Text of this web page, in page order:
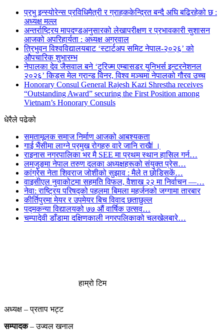
प्रभु इन्स्योरेन्स प्रविधिमैत्री र ग्राहककेन्द्रित बन्दै अघि बढिरहेको छ :
अध्यक्ष मल्ल
अन्तर्राष्ट्रिय मापदण्डअनुसारको लेखापरीक्षण र प्रभावकारी सुशासन
आजको अपरिहार्यता : अध्यक्ष अग्रवाल
त्रिभुवन विश्वविद्यालयबाट ‘स्टार्टअप समिट नेपाल-२०२६’ को
औपचारिक शुभारम्भ
नेपालका देव जैसवाल बने ‘टुरिज्म एम्बासडर युनिभर्स इन्टरनेशनल
२०२६’ किड्स मेल ग्रान्ड विनर, विश्व मञ्चमा नेपालको गौरव उच्च
Honorary Consul General Rajesh Kazi Shrestha receives
“Outstanding Award” securing the First Position among
Vietnam’s Honorary Consuls
धेरैले पढेको
समतामूलक समाज निर्माण आजको आबश्यकता
गाई भैंसीमा लाग्ने प्रमुख रोगहरु वारे जानि राखैां ।
राइनास नगरपालिका भर मै SEE मा प्रथम स्थान हासिल गर्न…
लमजुङमा नेपाल तरुण दलका अध्यक्षहरूको संयुक्त प्रेस…
कांग्रेस नेता शिवराज जोशीको सुझाव : मैले त छोडिसकें…
वाइसीएल नुवाकोटमा सहमति विफल, वैशाख २२ मा निर्वाचन —…
नेवा: राष्ट्रिय परिषद्को पहलमा बिमला महर्जनको जग्गामा तारबार
कीर्तिपुरमा मेयर र उपमेयर बिच विवाद छताछुल्ल
पद्मकन्या विद्यालयको ७७ औं ‌‌वार्षिक ‌उत्सव…
चम्पादेवी डाँडामा दक्षिणकाली नगरपलिकाको चलखेलबारे…
हाम्रो टिम
अध्यक्ष – प्रताप भट्ट
सम्पादक– उज्वल खनाल